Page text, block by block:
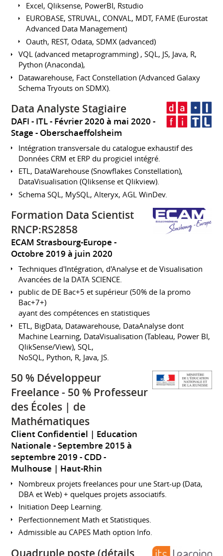
Excel, Qliksense, PowerBI, Rstudio
EUROBASE, STRUVAL, CONVAL, MDT, FAME (Eurostat
Advanced Data Management)
Oauth, REST, Odata, SDMX (advanced)
VQL (advanced metaprogramming) , SQL, JS, Java, R,
Python (Anaconda),
Datawarehouse, Fact Constellation (Advanced Galaxy
Schema Tryouts on SDMX).
Data Analyste Stagiaire
DAFI - ITL
Février 2020 à mai 2020
Stage
Oberschaeffolsheim
Intégration transversale du catalogue exhaustif des
Données CRM et ERP du progiciel intégré.
ETL, DataWarehouse (Snowflakes Constellation),
DataVisualisation (Qliksense et Qlikview).
Schema SQL, MySQL, Alteryx, AGL WinDev.
Formation Data Scientist
RNCP:RS2858
ECAM Strasbourg-Europe
Octobre 2019 à juin 2020
Techniques d'Intégration, d'Analyse et de Visualisation
Avancées de la DATA SCIENCE.
public de DE Bac+5 et supérieur (50% de la promo
Bac+7+)
ayant des compétences en statistiques
ETL, BigData, Datawarehouse, DataAnalyse dont
Machine Learning, DataVisualisation (Tableau, Power BI,
QlikSense/View), SQL,
NoSQL, Python, R, Java, JS.
50 % Développeur
Freelance - 50 % Professeur
des Écoles | de
Mathématiques
Client Confidentiel | Education
Nationale
Septembre 2015 à
septembre 2019 CDD
Mulhouse | Haut-Rhin
Nombreux projets freelances pour une Start-up (Data,
DBA et Web) + quelques projets associatifs.
Initiation Deep Learning.
Perfectionnement Math et Statistiques.
Admissible au CAPES Math option Info.
Quadruple poste (détails